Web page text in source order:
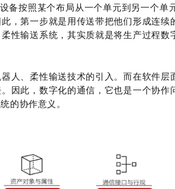
备按照某个布局从一个单元到另一个
，第一步就是用传送带把他们形成连
性输送系统，其实质就是将生产过程
人、柔性输送技术的引入。而在软件
因此，数字化的通信，它也是一个协
的协作意义。